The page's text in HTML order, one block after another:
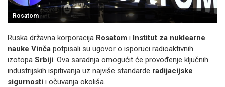
Rosatom
Ruska državna korporacija Rosatom i Institut za nuklearne
nauke Vinča potpisali su ugovor o isporuci radioaktivnih
izotopa Srbiji. Ova saradnja omogućit će provođenje ključnih
industrijskih ispitivanja uz najviše standarde radijacijske
sigurnosti i očuvanja okoliša.